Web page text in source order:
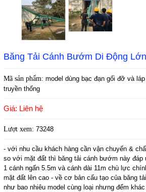
Băng Tải Cánh Bướm Di Động Lớn
Mã sản phẩm: model dùng bạc đạn gối đỡ và
truyền thống
Giá: Liên hệ
Lượt xem: 73248
- với nhu cầu khách hàng cần vận chuyển &
so với mặt đất thì băng tải cánh bướm này
1 cánh ngấn 5.5m và cánh dài 11m chù lực
mặt đất lên cao - về cơ bản cấu tạo của băng
như bao nhiêu model cùng loại nhưng đểm